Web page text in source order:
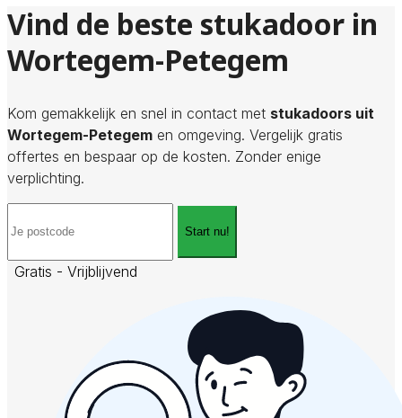
Vind de beste stukadoor in
Wortegem-Petegem
Kom gemakkelijk en snel in contact met stukadoors uit
Wortegem-Petegem en omgeving. Vergelijk gratis
offertes en bespaar op de kosten. Zonder enige
verplichting.
Start nu!
Gratis - Vrijblijvend